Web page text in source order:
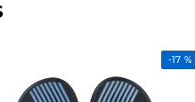
-17 %